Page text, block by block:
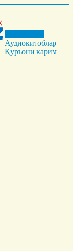
Аудиокитоблар
Қуръони карим